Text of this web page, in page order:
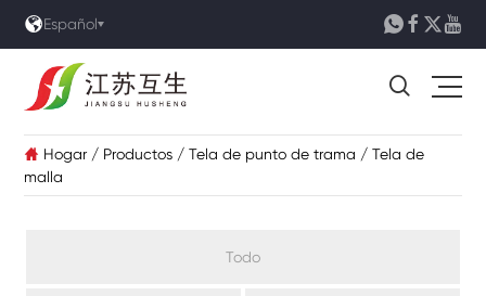
Español   

 Hogar / Productos / Tela de punto de trama / Tela de
malla
Todo